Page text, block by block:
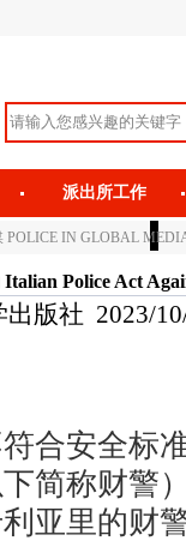
派出所工作
POLICE IN GLOBAL
Police Act
版社 2023/
安全标
简称财警
亚里的财